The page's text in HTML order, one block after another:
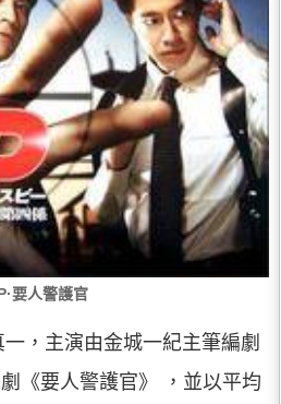
要人警護官
，主演由金城一紀主筆編劇
《要人警護官》 ，並以平均